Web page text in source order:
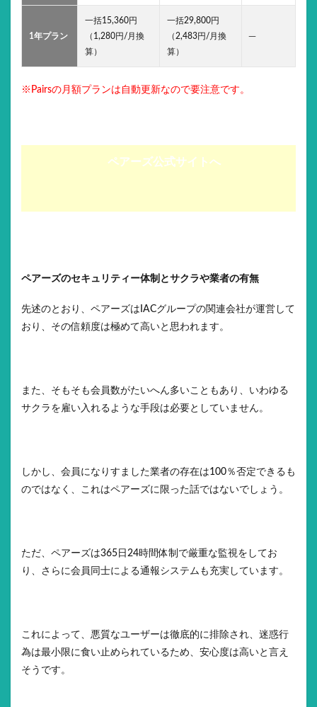
1年プラン
一括15,360円
（1,280円/月換
算）
一括29,800円
（2,483円/月換
算）
─
※Pairsの月額プランは自動更新なので要注意です。
ペアーズ公式サイトへ
ペアーズのセキュリティー体制とサクラや業者の有無
先述のとおり、ペアーズはIACグループの関連会社が運営して
おり、その信頼度は極めて高いと思われます。
また、そもそも会員数がたいへん多いこともあり、いわゆる
サクラを雇い入れるような手段は必要としていません。
しかし、会員になりすました業者の存在は100％否定できるも
のではなく、これはペアーズに限った話ではないでしょう。
ただ、ペアーズは365日24時間体制で厳重な監視をしてお
り、さらに会員同士による通報システムも充実しています。
これによって、悪質なユーザーは徹底的に排除され、迷惑行
為は最小限に食い止められているため、安心度は高いと言え
そうです。